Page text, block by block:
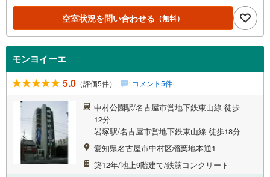
空室状況を問い合わせる （無料）
モンヨイーエ
5.0 （評価5件） コメント5件
中村公園駅/名古屋市営地下鉄東山線 徒歩
12分
岩塚駅/名古屋市営地下鉄東山線 徒歩18分
愛知県名古屋市中村区稲葉地本通1
築12年/地上9階建て/鉄筋コンクリート